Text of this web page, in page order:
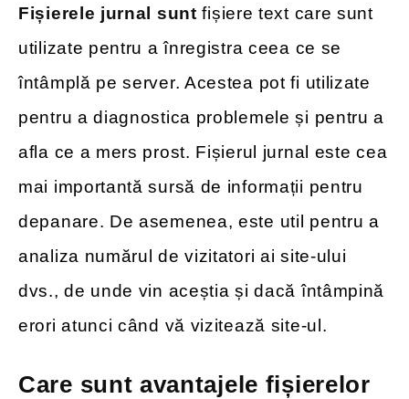
Fișierele jurnal suntfișiere text care sunt
utilizate pentru a înregistra ceea ce se
întâmplă pe server. Acestea pot fi utilizate
pentru a diagnostica problemele și pentru a
afla ce a mers prost. Fișierul jurnal este cea
mai importantă sursă de informații pentru
depanare. De asemenea, este util pentru a
analiza numărul de vizitatori ai site-ului
dvs., de unde vin aceștia și dacă întâmpină
erori atunci când vă vizitează site-ul.
Care sunt avantajele fișierelor